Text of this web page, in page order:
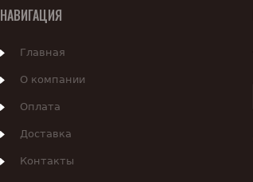
НАВИГАЦИЯ
Главная
О компании
Оплата
Доставка
Контакты